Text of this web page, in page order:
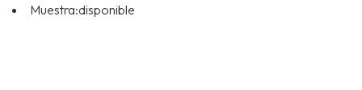
Muestra:disponible